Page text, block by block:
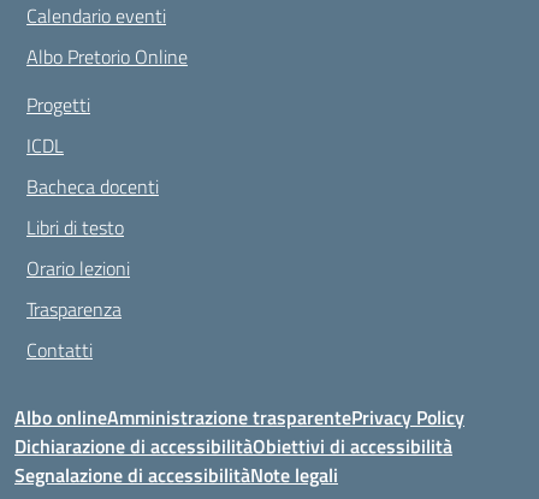
Calendario eventi
Albo Pretorio Online
Progetti
ICDL
Bacheca docenti
Libri di testo
Orario lezioni
Trasparenza
Contatti
Albo onlineAmministrazione trasparentePrivacy Policy
Dichiarazione di accessibilitàObiettivi di accessibilità
Segnalazione di accessibilitàNote legali